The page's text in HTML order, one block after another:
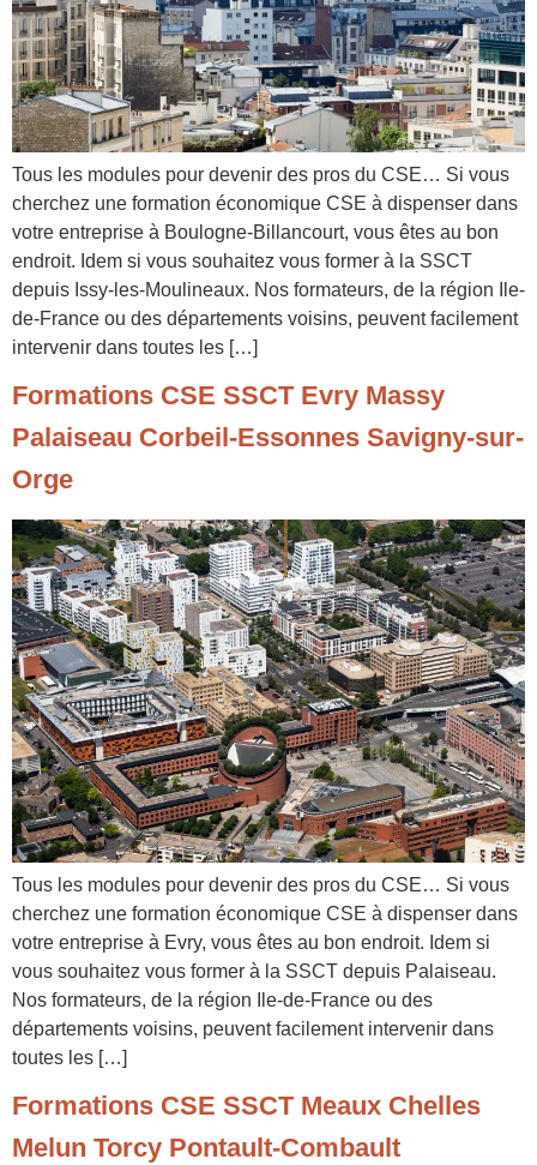
Tous les modules pour devenir des pros du CSE… Si vous
cherchez une formation économique CSE à dispenser dans
votre entreprise à Boulogne-Billancourt, vous êtes au bon
endroit. Idem si vous souhaitez vous former à la SSCT
depuis Issy-les-Moulineaux. Nos formateurs, de la région Ile-
de-France ou des départements voisins, peuvent facilement
intervenir dans toutes les […]
Formations CSE SSCT Evry Massy
Palaiseau Corbeil-Essonnes Savigny-sur-
Orge
Tous les modules pour devenir des pros du CSE… Si vous
cherchez une formation économique CSE à dispenser dans
votre entreprise à Evry, vous êtes au bon endroit. Idem si
vous souhaitez vous former à la SSCT depuis Palaiseau.
Nos formateurs, de la région Ile-de-France ou des
départements voisins, peuvent facilement intervenir dans
toutes les […]
Formations CSE SSCT Meaux Chelles
Melun Torcy Pontault-Combault